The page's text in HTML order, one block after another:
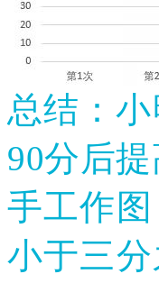
总结：
90分后提
手工作
小于三